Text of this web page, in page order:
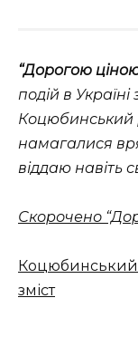
“Дорогою
подій в
Коцюбинський
намагалися
віддаю навіть
Скорочено
Коцюбинський
зміст